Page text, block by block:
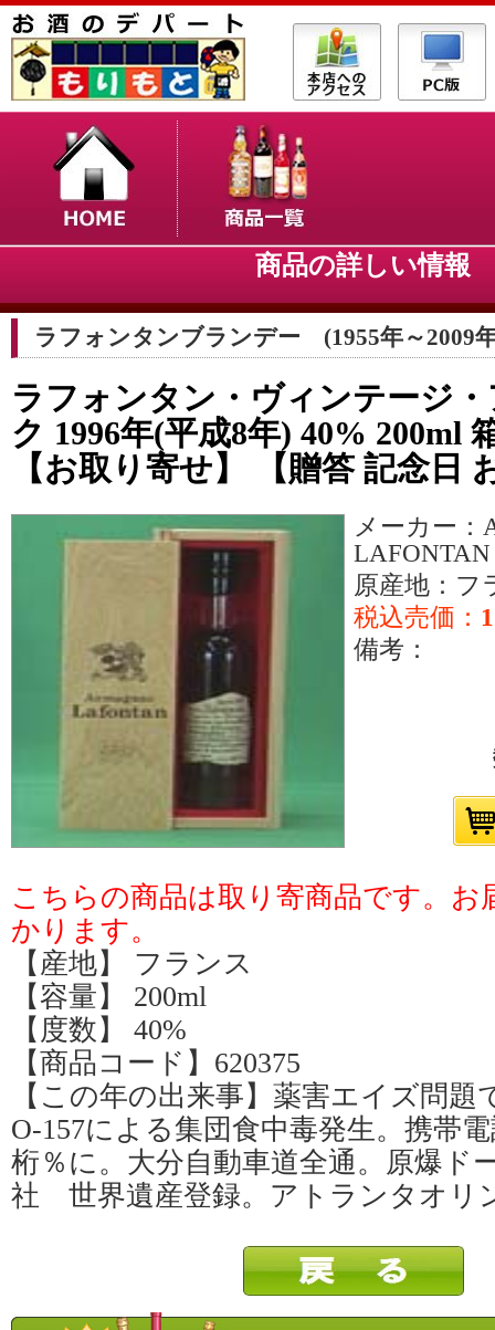
商品の詳しい情
ラフォンタンブランデー (1955年～2009
ラフォンタン・ヴィンテージ
ク 1996年(平成8年) 40% 200ml
【お取り寄せ】 【贈答 記念
メーカー：
LAFONTAN
原産地：フ
税込売価：
備考：
こちらの商品は取り寄商品です。お
かります。
【産地】 フランス
【容量】 200ml
【度数】 40%
【商品コード】620375
【この年の出来事】薬害エイズ問題
O-157による集団食中毒発生。携帯
桁％に。大分自動車道全通。原爆ド
社 世界遺産登録。アトランタオリ